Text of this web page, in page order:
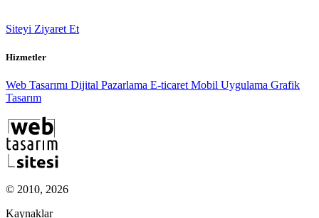
Siteyi Ziyaret Et
Hizmetler
Web Tasarımı Dijital Pazarlama E-ticaret Mobil Uygulama Grafik
Tasarım
© 2010, 2026
Kaynaklar